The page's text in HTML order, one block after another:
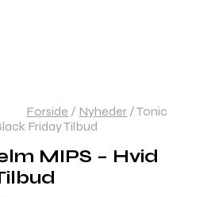
Forside / Nyheder /Tonic
Friday Tilbud
MIPS – Hvid